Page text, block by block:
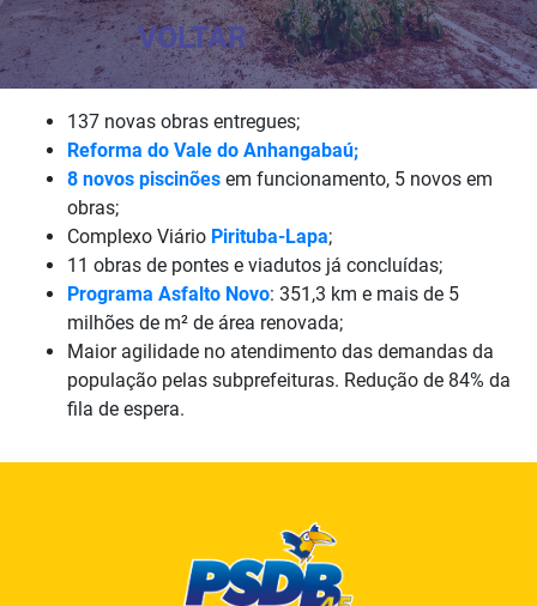
VOLTAR
137 novas obras entregues;
Reforma do Vale do Anhangabaú;
8 novos piscinões em funcionamento, 5 novos em
obras;
Complexo Viário Pirituba-Lapa;
11 obras de pontes e viadutos já concluídas;
Programa Asfalto Novo: 351,3 km e mais de 5
milhões de m² de área renovada;
Maior agilidade no atendimento das demandas da
população pelas subprefeituras. Redução de 84% da
fila de espera.